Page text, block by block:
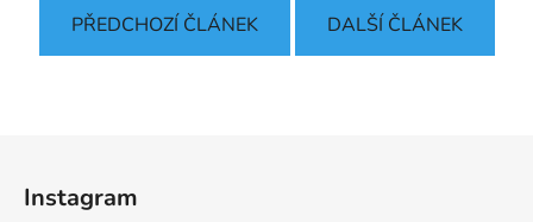
PŘEDCHOZÍ ČLÁNEK DALŠÍ ČLÁNEK
Instagram